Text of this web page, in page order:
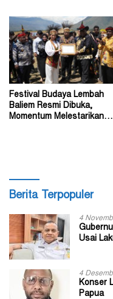
Festival Budaya Lembah
Baliem Resmi Dibuka,
Momentum Melestarikan
Berita Terpopuler
4
Usai
4
Konser
Papua